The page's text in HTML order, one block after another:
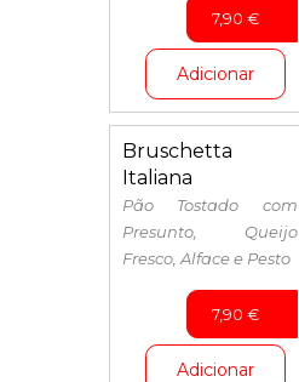
7,90 €
Adicionar
Bruschetta
Italiana
Pão Tostado com
Presunto, Queijo
Fresco, Alface e Pesto
7,90 €
Adicionar